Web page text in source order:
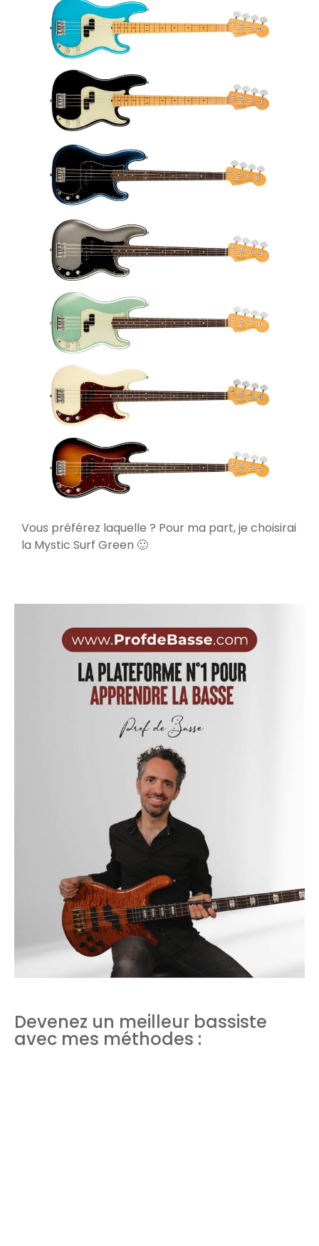
Vous préférez laquelle ? Pour ma part, je choisirai
la Mystic Surf Green 🙂
Devenez un meilleur bassiste
avec mes méthodes :